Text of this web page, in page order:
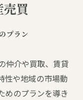
買
プラン
仲介や買取、賃貸
性や地域の市場動
めのプランを導き